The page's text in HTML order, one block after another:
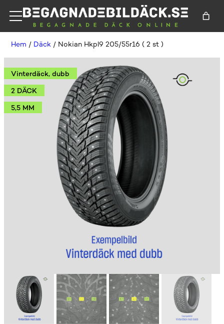
Hem / Däck / Nokian Hkpl9 205/55r16 ( 2 st )
Vinterdäck, dubb
2 DÄCK
5,5 MM